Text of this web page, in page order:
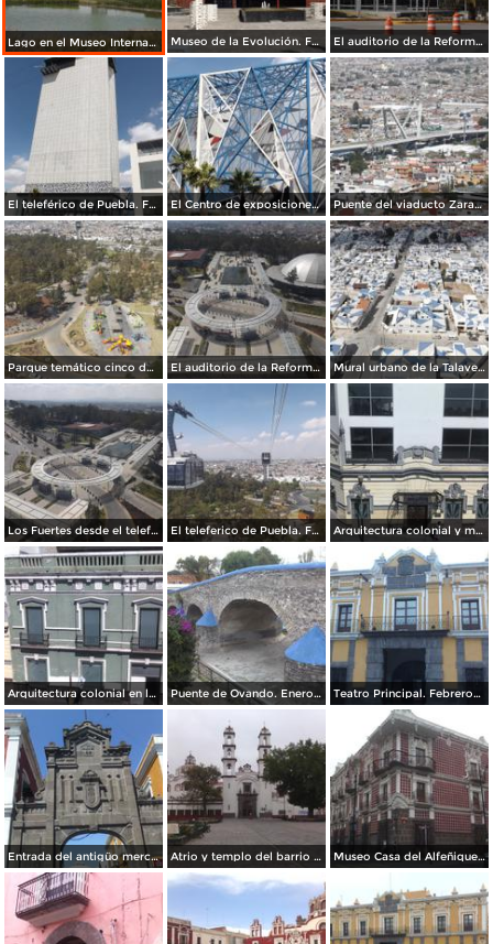
Lago en el Museo Internacional del Barroco. Mayo/2016 Museo de la Evolución. Febrero/2016 El auditorio de la Reforma. Febrero/2016
El teleférico de Puebla. Febrero/2016 El Centro de exposiciones de Puebla. Febrero/2016 Puente del viaducto Zaragoza. Febrero/2016
Parque temático cinco de mayo en Los Fuertes. Febrero/2016 El auditorio de la Reforma en Los Fuertes. Febrero/2016 Mural urbano de la Talavera desde el teleferico. Febrero/2016
Los Fuertes desde el teleférico. Febrero/2016 El teleferico de Puebla. Febrero/2016 Arquitectura colonial y moderna fusionadas en Villa Flora. Febrero/2016
Arquitectura colonial en la calle 2 oriente. Febrero/2016 Puente de Ovando. Enero/2016 Teatro Principal. Febrero/2016
Entrada del antigüo mercado de la Victoria (1912). Febrero/2016 Atrio y templo del barrio de Analco. Enero/2016 Museo Casa del Alfeñique. Enero/2016